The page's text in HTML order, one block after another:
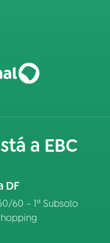
a EBC
DF
60 – 1º Subsolo